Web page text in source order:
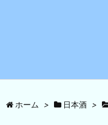
ホーム > 日本酒 >